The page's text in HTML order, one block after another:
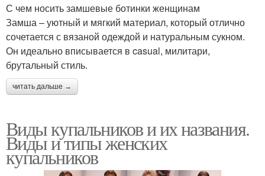
С чем носить замшевые ботинки женщинам
Замша – уютный и мягкий материал, который отлично
сочетается с вязаной одеждой и натуральным сукном.
Он идеально вписывается в casual, милитари,
брутальный стиль.
читать дальше →
Виды купальников и их названия.
Виды и типы женских
купальников